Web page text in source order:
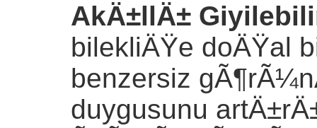
AkÄ±llÄ±
bilekliÄŸe doÄŸal
benzersiz
duygusunu